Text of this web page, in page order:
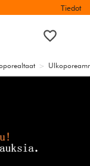
Tiedot
>